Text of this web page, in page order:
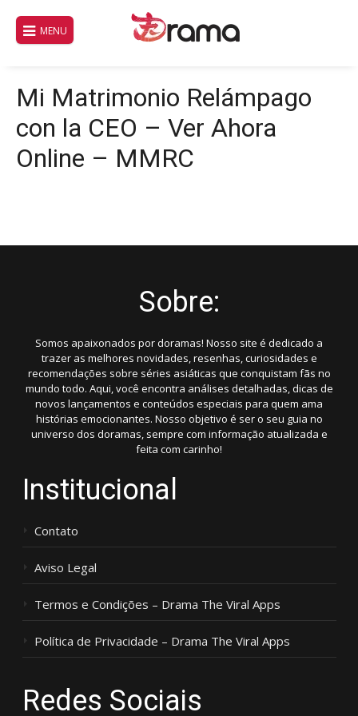
para
MENU
Mi Matrimonio Relámpago
con la CEO – Ver Ahora
Online – MMRC
Sobre:
Somos apaixonados por doramas! Nosso site é dedicado a
trazer as melhores novidades, resenhas, curiosidades e
recomendações sobre séries asiáticas que conquistam fãs no
mundo todo. Aqui, você encontra análises detalhadas, dicas de
novos lançamentos e conteúdos especiais para quem ama
histórias emocionantes. Nosso objetivo é ser o seu guia no
universo dos doramas, sempre com informação atualizada e
feita com carinho!
Institucional
Contato
Aviso Legal
Termos e Condições – Drama The Viral Apps
Política de Privacidade – Drama The Viral Apps
Redes Sociais